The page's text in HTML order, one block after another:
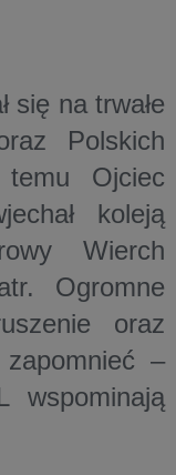
się na trwałe
Polskich
Ojciec
koleją
Wierch
Ogromne
oraz
–
wspominają